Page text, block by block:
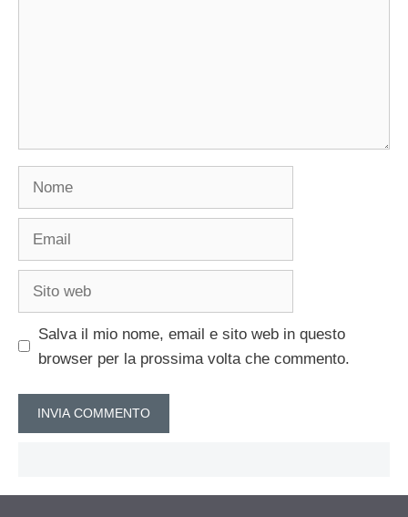
Salva il mio nome, email e sito web in questo
browser per la prossima volta che commento.